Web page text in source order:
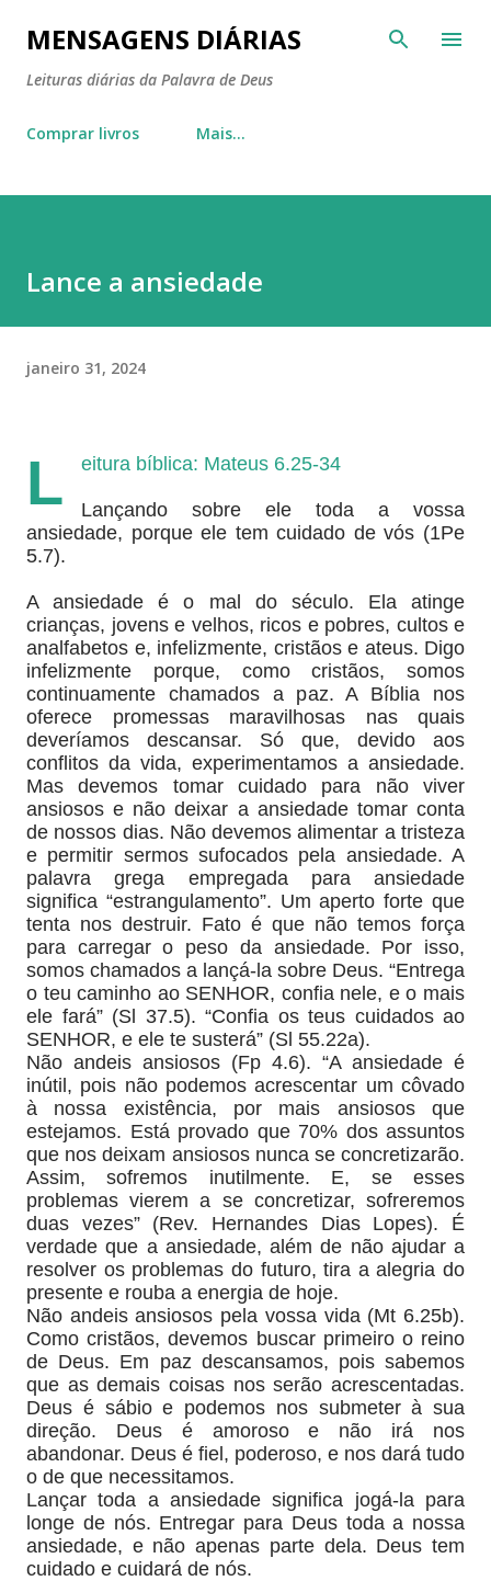
Pular para o conteúdo principal
MENSAGENS DIÁRIAS
Leituras diárias da Palavra de Deus
Comprar livros Mais…
Lance a ansiedade
janeiro 31, 2024
L eitura bíblica: Mateus 6.25-34
Lançando sobre ele toda a vossa
ansiedade, porque ele tem cuidado de vós (1Pe
5.7).
A ansiedade é o mal do século. Ela atinge
crianças, jovens e velhos, ricos e pobres, cultos e
analfabetos e, infelizmente, cristãos e ateus. Digo
infelizmente porque, como cristãos, somos
continuamente chamados a paz. A Bíblia nos
oferece promessas maravilhosas nas quais
deveríamos descansar. Só que, devido aos
conflitos da vida, experimentamos a ansiedade.
Mas devemos tomar cuidado para não viver
ansiosos e não deixar a ansiedade tomar conta
de nossos dias. Não devemos alimentar a tristeza
e permitir sermos sufocados pela ansiedade. A
palavra grega empregada para ansiedade
significa “estrangulamento”. Um aperto forte que
tenta nos destruir. Fato é que não temos força
para carregar o peso da ansiedade. Por isso,
somos chamados a lançá-la sobre Deus. “Entrega
o teu caminho ao SENHOR, confia nele, e o mais
ele fará” (Sl 37.5). “Confia os teus cuidados ao
SENHOR, e ele te susterá” (Sl 55.22a).
Não andeis ansiosos (Fp 4.6). “A ansiedade é
inútil, pois não podemos acrescentar um côvado
à nossa existência, por mais ansiosos que
estejamos. Está provado que 70% dos assuntos
que nos deixam ansiosos nunca se concretizarão.
Assim, sofremos inutilmente. E, se esses
problemas vierem a se concretizar, sofreremos
duas vezes” (Rev. Hernandes Dias Lopes). É
verdade que a ansiedade, além de não ajudar a
resolver os problemas do futuro, tira a alegria do
presente e rouba a energia de hoje.
Não andeis ansiosos pela vossa vida (Mt 6.25b).
Como cristãos, devemos buscar primeiro o reino
de Deus. Em paz descansamos, pois sabemos
que as demais coisas nos serão acrescentadas.
Deus é sábio e podemos nos submeter à sua
direção. Deus é amoroso e não irá nos
abandonar. Deus é fiel, poderoso, e nos dará tudo
o de que necessitamos.
Lançar toda a ansiedade significa jogá-la para
longe de nós. Entregar para Deus toda a nossa
ansiedade, e não apenas parte dela. Deus tem
cuidado e cuidará de nós.